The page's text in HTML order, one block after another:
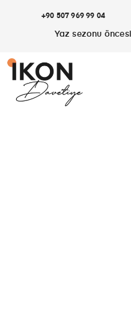
+90 507 969 99 04
Yaz sezonu öncesi